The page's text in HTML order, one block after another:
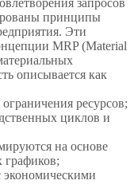
запросов
принципы
Эти
MRP (Material
описывается как
ресурсов;
циклов и
на основе
графиков;
экономическими